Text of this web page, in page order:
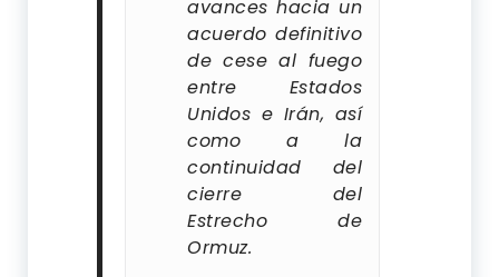
avances hacia un
acuerdo definitivo
de cese al fuego
entre Estados
Unidos e Irán, así
como a la
continuidad del
cierre del
Estrecho de
Ormuz.